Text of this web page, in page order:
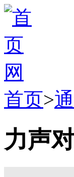
首页>
力声